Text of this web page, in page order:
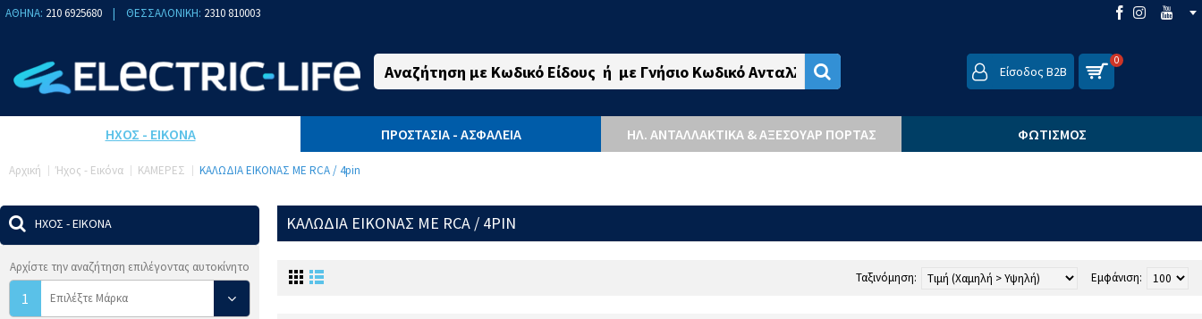
ΑΘΗΝΑ: 210 6925680 | ΘΕΣΣΑΛΟΝΙΚΗ: 2310 810003
Είσοδος B2B
0
ΉΧΟΣ - ΕΙΚΌΝΑ ΠΡΟΣΤΑΣΙΑ - ΑΣΦΑΛΕΙΑ ΗΛ. ΑΝΤΑΛΛΑΚΤΙΚΆ & ΑΞΕΣΟΥΆΡ ΠΌΡΤΑΣ ΦΩΤΙΣΜΌΣ
Αρχική Ήχος - Εικόνα ΚΑΜΕΡΕΣ ΚΑΛΩΔΙΑ ΕΙΚΟΝΑΣ ΜΕ RCA / 4pin
ΉΧΟΣ - ΕΙΚΌΝΑ
Αρχίστε την αναζήτηση επιλέγοντας αυτοκίνητο
1
ΚΑΛΩΔΙΑ ΕΙΚΟΝΑΣ ΜΕ RCA / 4PIN
Εμφάνιση:
Ταξινόμηση: